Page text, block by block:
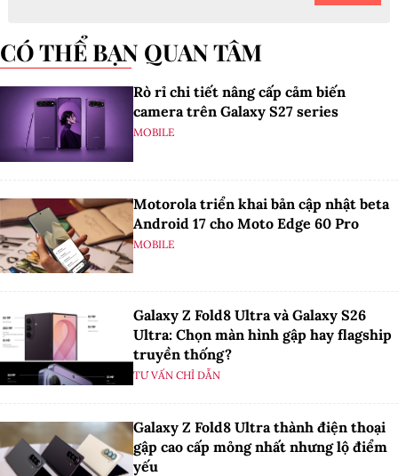
CÓ THỂ BẠN QUAN TÂM
Rò rỉ chi tiết nâng cấp cảm biến
camera trên Galaxy S27 series
MOBILE
Motorola triển khai bản cập nhật beta
Android 17 cho Moto Edge 60 Pro
MOBILE
Galaxy Z Fold8 Ultra và Galaxy S26
Ultra: Chọn màn hình gập hay flagship
truyền thống?
TƯ VẤN CHỈ DẪN
Galaxy Z Fold8 Ultra thành điện thoại
gập cao cấp mỏng nhất nhưng lộ điểm
yếu